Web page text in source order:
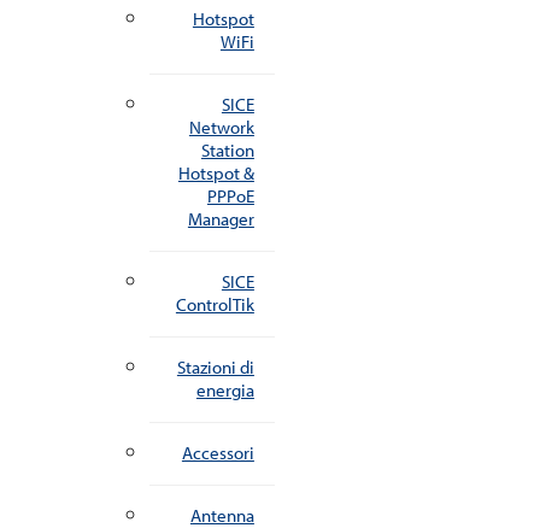
Hotspot
WiFi
SICE
Network
Station
Hotspot &
PPPoE
Manager
SICE
ControlTik
Stazioni di
energia
Accessori
Antenna